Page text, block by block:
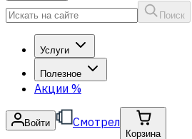
Поиск
Услуги
Полезное
Акции %
Войти Смотрел
Корзина